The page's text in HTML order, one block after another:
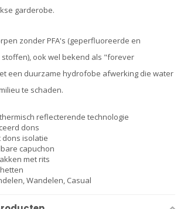
garderobe.
zonder PFA's (geperfluoreerde en
ook wel bekend als "forever
een duurzame hydrofobe afwerking die water
te schaden.
reflecterende technologie
dons
dons isolatie
capuchon
met rits
Wandelen, Casual